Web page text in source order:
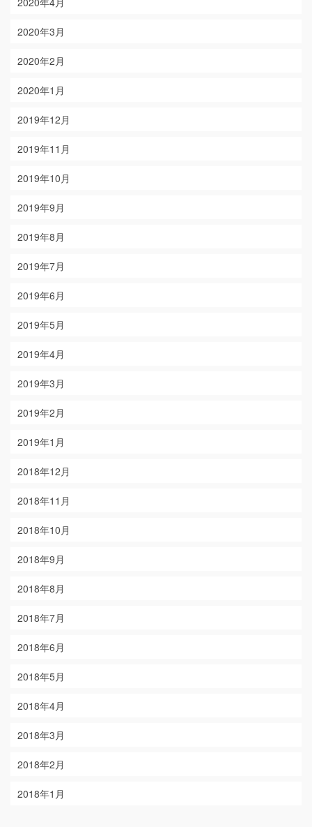
2020年3月
2020年2月
2020年1月
2019年12月
2019年11月
2019年10月
2019年9月
2019年8月
2019年7月
2019年6月
2019年5月
2019年4月
2019年3月
2019年2月
2019年1月
2018年12月
2018年11月
2018年10月
2018年9月
2018年8月
2018年7月
2018年6月
2018年5月
2018年4月
2018年3月
2018年2月
2018年1月